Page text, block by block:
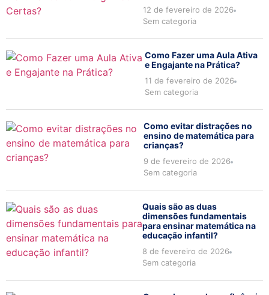
12 de fevereiro de 2026
Sem categoria
Como Fazer uma Aula Ativa
e Engajante na Prática?
11 de fevereiro de 2026
Sem categoria
Como evitar distrações no
ensino de matemática para
crianças?
9 de fevereiro de 2026
Sem categoria
Quais são as duas
dimensões fundamentais
para ensinar matemática na
educação infantil?
8 de fevereiro de 2026
Sem categoria